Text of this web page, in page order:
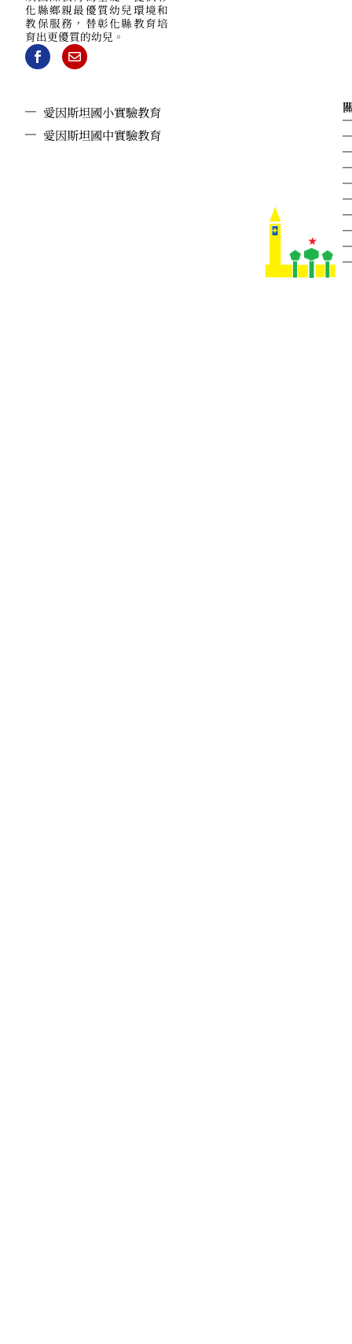
化縣鄉親最優質幼兒環境和
教保服務，替彰化縣教育培
育出更優質的幼兒。
愛因斯坦國小實驗教育
愛因斯坦國中實驗教育